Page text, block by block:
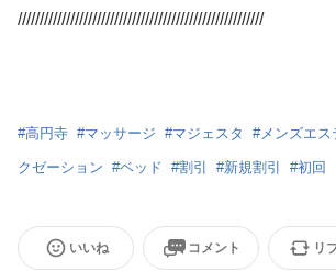
////////////////////////////////////////////////////////
#高円寺 #マッサージ #マジェスタ #メンズエス
クゼーション #ベッド #割引 #新規割引 #初回
いいね コメント リ